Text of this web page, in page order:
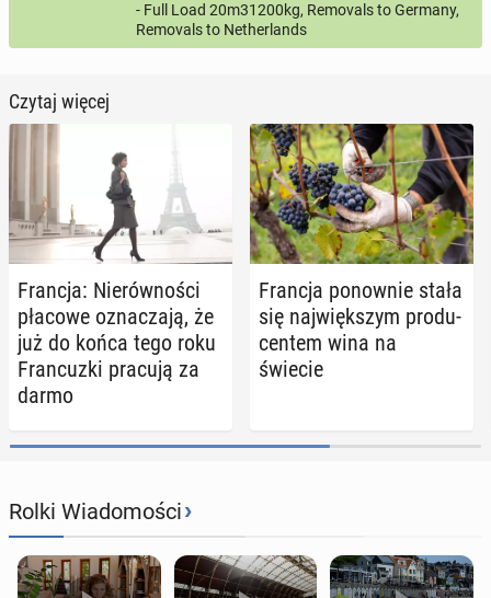
- Full Load 20m31200kg, Removals to Germany,
Removals to Netherlands
Czytaj więcej
Francja: Nie­rów­no­ści
płacowe ozna­cza­ją, że
już do końca tego roku
Fran­cuz­ki pracują za
darmo
Francja po­now­nie stała
się naj­więk­szym pro­du­
cen­tem wina na
świecie
Rolki Wiadomości›